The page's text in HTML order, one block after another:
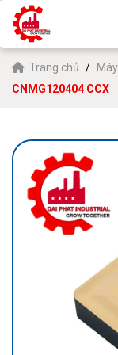
Trang chủ
CNMG120404 CCX